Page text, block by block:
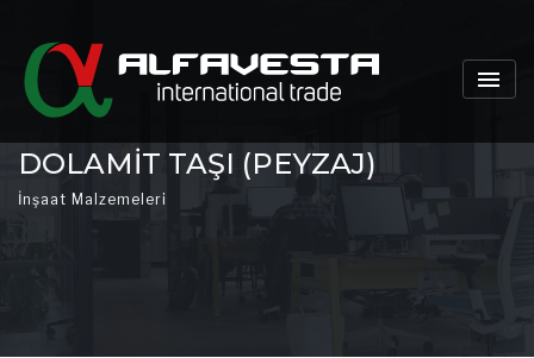
DOLAMIT TAŞI (PEYZAJ)
İnşaat Malzemeleri